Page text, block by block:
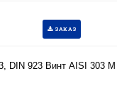
ЗАКАЗ
DIN 923 Винт AISI 303 M